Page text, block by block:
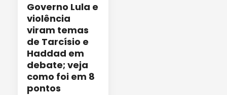
Governo Lula e
violência
viram temas
de Tarcísio e
Haddad em
debate; veja
como foi em 8
pontos